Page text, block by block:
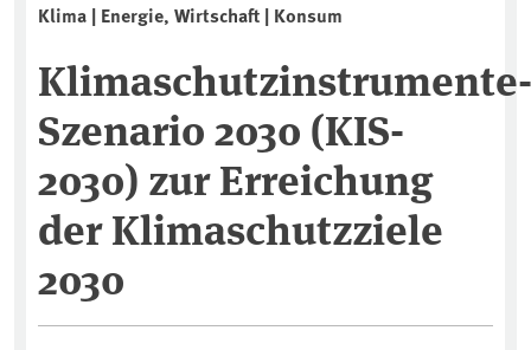
Klima | Energie, Wirtschaft | Konsum
Klimaschutzinstrumente-
Szenario 2030 (KIS-
2030) zur Erreichung
der Klimaschutzziele
2030